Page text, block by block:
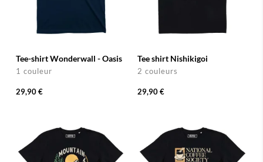
Tee-shirt Wonderwall - Oasis
1 couleur
29,90 €
Tee shirt Nishikigoi
2 couleurs
29,90 €